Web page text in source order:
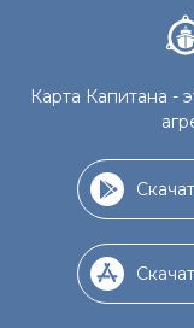
Карта Капитана -